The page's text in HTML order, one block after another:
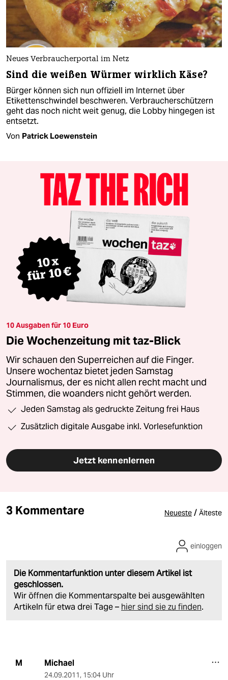
Neues Verbraucherportal im Netz
Sind die weißen Würmer wirklich Käse?
Bürger können sich nun offiziell im Internet über
Etikettenschwindel beschweren. Verbraucherschützern
geht das noch nicht weit genug, die Lobby hingegen ist
entsetzt.
Von Patrick Loewenstein
10 Ausgaben für 10 Euro
Die Wochenzeitung mit taz-Blick
Wir schauen den Superreichen auf die Finger.
Unsere wochentaz bietet jeden Samstag
Journalismus, der es nicht allen recht macht und
Stimmen, die woanders nicht gehört werden.
Jeden Samstag als gedruckte Zeitung frei Haus
Zusätzlich digitale Ausgabe inkl. Vorlesefunktion
Jetzt kennenlernen
3 Kommentare Neueste / Älteste
Die Kommentarfunktion unter diesem Artikel ist
geschlossen.
Wir öffnen die Kommentarspalte bei ausgewählten
Artikeln für etwa drei Tage – hier sind sie zu finden.
einloggen
M Michael
24.09.2011, 15:04 Uhr